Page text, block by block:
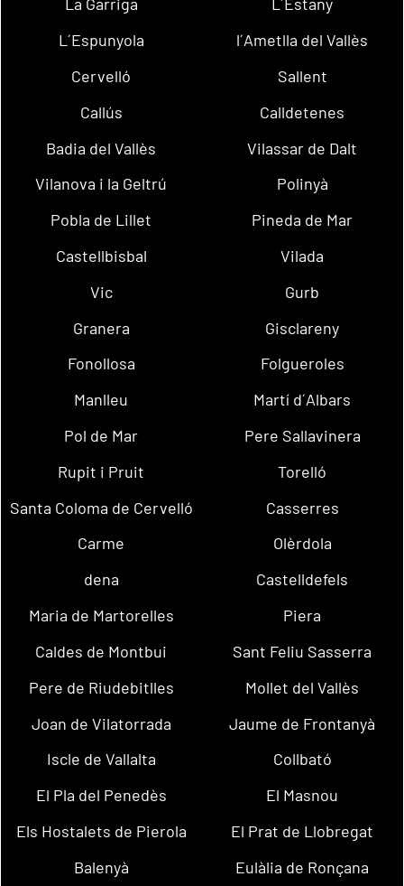
L´Espunyola
l´Ametlla del Vallès
Cervelló
Sallent
Callús
Calldetenes
Badia del Vallès
Vilassar de Dalt
Vilanova i la Geltrú
Polinyà
Pobla de Lillet
Pineda de Mar
Castellbisbal
Vilada
Vic
Gurb
Granera
Gisclareny
Fonollosa
Folgueroles
Manlleu
Martí d´Albars
Pol de Mar
Pere Sallavinera
Rupit i Pruit
Torelló
Santa Coloma de Cervelló
Casserres
Carme
Olèrdola
dena
Castelldefels
Maria de Martorelles
Piera
Caldes de Montbui
Sant Feliu Sasserra
Pere de Riudebitlles
Mollet del Vallès
Joan de Vilatorrada
Jaume de Frontanyà
Iscle de Vallalta
Collbató
El Pla del Penedès
El Masnou
Els Hostalets de Pierola
El Prat de Llobregat
Balenyà
Eulàlia de Ronçana